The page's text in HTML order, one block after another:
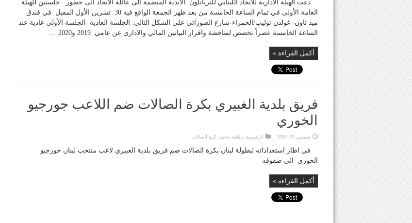
دعت الهيئة الادارية للاتحاد اللبناني للترياتلون الأندية المنضمة الى عائلة الاتحاد الى حضور جلستين للهيئة
العامة الأولى في تمام الساعة الخامسة من بعد ظهر الجمعة الواقع فيه 30 تشرين الأول المقبل في فندق
ميد تاون- غولدن توليب/الحمراء-شارع الصوراتي على الشكل التالي: الجلسة العادية -الجلسة الأولى عادية عند
الساعة الخامسة عصراً تخصص لمناقشة واقرار البيانين المالي والاداري عن عامي 2019 و2020 ...
أكمل القراءة »
فريق بلدية الغبيري بكرة الصالات ضم اللاعب جورجيو
الخوري
سبتمبر 25, 2020 الرئيسية رياضة محلية ,كرة الصالات
في اطار استعداداته لبطولة لبنان بكرة الصالات ضم فريق بلدية الغبيري لاعب منتخب لبنان جورجيو
الخوري الى صفوفه
أكمل القراءة »